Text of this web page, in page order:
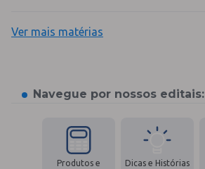
Ver mais matérias
Navegue por nossos editais:
Produtos e
Dicas e Histórias